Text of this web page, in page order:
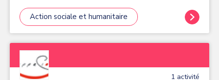
l'activité physique adaptée (APA) dans le but d'éviter
l'isolement, les préjugés, l'exclusion et la perte
d'autonomie. - Sensibiliser et promouvoir la
reconnaissance sociétale des personnes touchées par
en plaques, cancer, et d'autres encore… - Groupes
d'écoute et d'échange. - Ateliers d'information, de
prévention et de gestion de la douleur. - Activités
Action sociale et humanitaire
1 activité